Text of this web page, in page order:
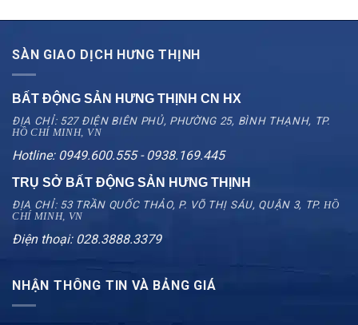
SÀN GIAO DỊCH HƯNG THỊNH
BẤT ĐỘNG SẢN HƯNG THỊNH CN HX
ĐỊA CHỈ: 527 ĐIỆN BIÊN PHỦ, PHƯỜNG 25, BÌNH THẠNH, TP.
HỒ CHÍ MINH, VN
Hotline: 0949.600.555 - 0938.169.445
TRỤ SỞ BẤT ĐỘNG SẢN HƯNG THỊNH
ĐỊA CHỈ: 53 TRẦN QUỐC THẢO, P. VÕ THỊ SÁU, QUẬN 3, TP.HỒ
CHÍ MINH, VN
Điện thoại: 028.3888.3379
NHẬN THÔNG TIN VÀ BẢNG GIÁ